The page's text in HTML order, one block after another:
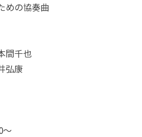
の協奏曲
間千也
弘康